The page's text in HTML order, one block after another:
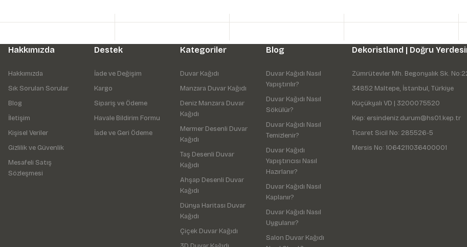
Hakkımızda
Hakkımızda
Sık Sorulan Sorular
Blog
İletişim
Kişisel Veriler
Gizlilik ve Güvenlik
Mesafeli Satış
Sözleşmesi
Destek
İade ve Değişim
Kargo
Sipariş ve Ödeme
Havale Bildirim Formu
İade ve Geri Ödeme
Kategoriler
Duvar Kağıdı
Manzara Duvar Kağıdı
Deniz Manzara Duvar
Kağıdı
Mermer Desenli Duvar
Kağıdı
Taş Desenli Duvar
Kağıdı
Ahşap Desenli Duvar
Kağıdı
Dünya Haritası Duvar
Kağıdı
Çiçek Duvar Kağıdı
Blog
Duvar Kağıdı Nasıl
Yapıştırılır?
Duvar Kağıdı Nasıl
Sökülür?
Duvar Kağıdı Nasıl
Temizlenir?
Duvar Kağıdı
Yapıştırıcısı Nasıl
Hazırlanır?
Duvar Kağıdı Nasıl
Kaplanır?
Duvar Kağıdı Nasıl
Uygulanır?
Salon Duvar Kağıdı
Dekoristland | Doğru
Zümrütevler Mh. Begonyalık Sk.
34852 Maltepe, İstanbul, Türkiye
Küçükyalı VD | 3200075520
Kep: ersindeniz.durum@hs01.kep.tr
Ticaret Sicil No: 285526-5
Mersis No: 1064211036400001